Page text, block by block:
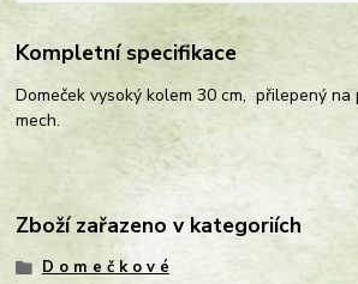
Kompletní specifikace
Domeček vysoký kolem 30 cm, přilepený na
mech.
Zboží zařazeno v kategoriích
D o m e č k o v é